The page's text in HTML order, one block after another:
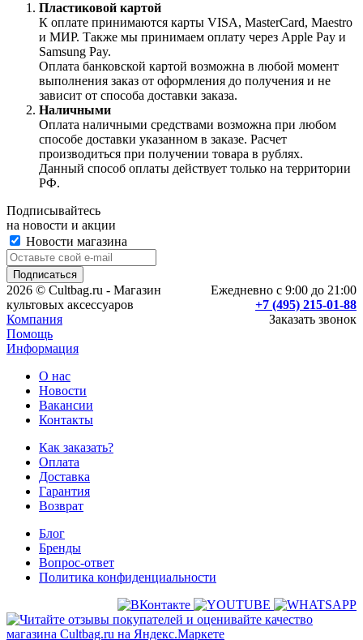
Пластиковой картой
К оплате принимаются карты VISA, MasterCard, Maestro
и МИР. Также мы принимаем оплату через Apple Pay и
Samsung Pay.
Оплата банковской картой возможна в любой момент
выполнения заказ от оформления до получения и не
зависит от способа доставки заказа.
Наличными
Оплата наличными средствами возможна при любом
способе доставки указанном в заказе. Расчет
производиться при получении товара в рублях.
Данный способ оплаты действует только на территории
РФ.
Подписывайтесь
на новости и акции
Новости магазина
Ежедневно с 9:00 до 21:00
+7 (495) 215-01-88
Заказать звонок
2026 © Cultbag.ru - Магазин
культовых аксессуаров
Компания
Помощь
Информация
О нас
Новости
Вакансии
Контакты
Как заказать?
Оплата
Доставка
Гарантия
Возврат
Блог
Бренды
Вопрос-ответ
Политика конфиденциальности